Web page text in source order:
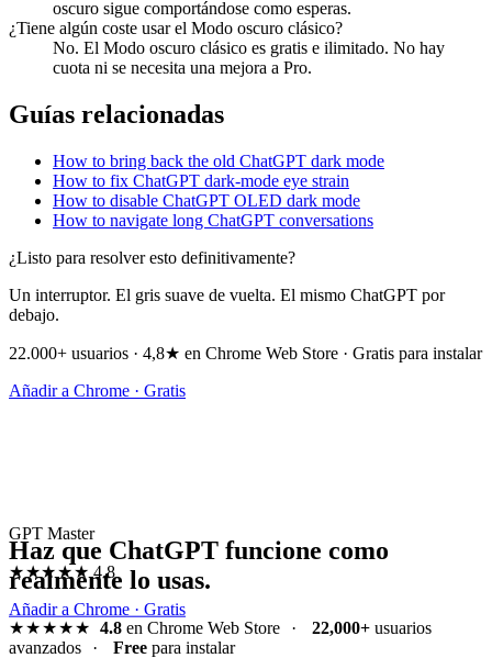
oscuro sigue comportándose como esperas.
¿Tiene algún coste usar el Modo oscuro clásico?
No. El Modo oscuro clásico es gratis e ilimitado. No hay
cuota ni se necesita una mejora a Pro.
Guías relacionadas
How to bring back the old ChatGPT dark mode
How to fix ChatGPT dark-mode eye strain
How to disable ChatGPT OLED dark mode
How to navigate long ChatGPT conversations
¿Listo para resolver esto definitivamente?
Un interruptor. El gris suave de vuelta. El mismo ChatGPT por
debajo.
22.000+ usuarios · 4,8★ en Chrome Web Store · Gratis para instalar
Añadir a Chrome · Gratis
GPT Master
★★★★★ 4.8
Añadir a Chrome · Gratis
Haz que ChatGPT funcione como
realmente lo usas.
★★★★★ 4.8en Chrome Web Store · 22,000+usuarios
avanzados
· Free para instalar